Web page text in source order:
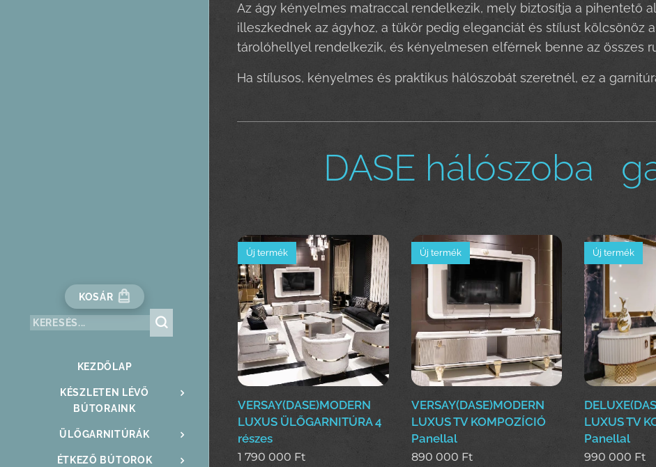
KOSÁR
KEZDŐLAP
KÉSZLETEN LÉVŐ
BÚTORAINK
ÜLŐGARNITÚRÁK
ÉTKEZŐ BÚTOROK
Az ágy kényelmes matraccal rendelkezik, mely biztosítja a pihentető
illeszkednek az ágyhoz, a tükör pedig eleganciát és stílust kölcsönöz
tárolóhellyel rendelkezik, és kényelmesen elférnek benne az összes
Ha stílusos, kényelmes és praktikus hálószobát szeretnél, ez a
DASE hálószoba
VERSAY(DASE)MODERN
LUXUS ÜLŐGARNITÚRA 4
részes
Új termék
1 790 000 Ft
VERSAY(DASE)MODERN
LUXUS TV KOMPOZÍCIÓ
Panellal
Új termék
890 000 Ft
LUXUS TV
Panellal
Új termék
990 000 Ft